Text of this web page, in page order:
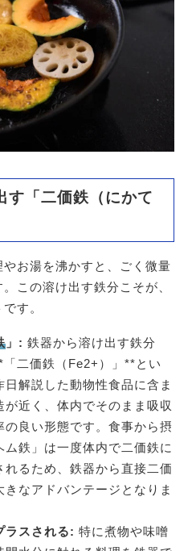
す「二価鉄（にかて
お湯を沸かすと、ごく微量
この溶け出す鉄分こそが、
す。
」: 鉄器から溶け出す鉄分
二価鉄（Fe2+）」**とい
日解説した動物性食品に含ま
近く、体内でそのまま吸収
の良い形態です。食事から摂
ム鉄」は一度体内で二価鉄に
るため、鉄器から直接二価
なアドバンテージとなりま
ラスされる: 特に煮物や味噌